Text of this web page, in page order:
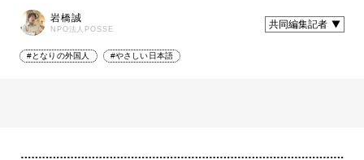
岩橋誠
NPO法人POSSE 共同編集記者
#となりの外国人 #やさしい日本語